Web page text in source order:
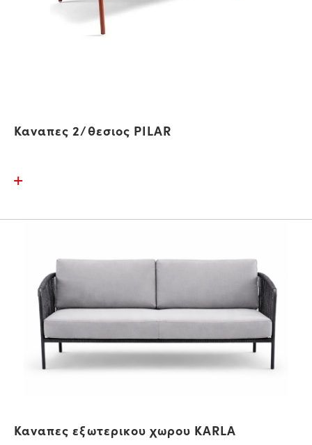
Καναπες 2/θεσιος PILAR
Καναπες εξωτερικου χωρου KARLA